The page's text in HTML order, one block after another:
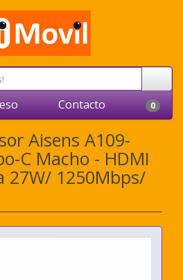
Contacto 0
Aisens A109-
C Macho - HDMI
27W/ 1250Mbps/